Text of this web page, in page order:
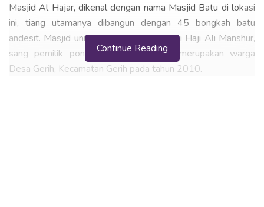
Masjid Al Hajar, dikenal dengan nama Masjid Batu di lokasi
ini, tiang utamanya dibangun dengan 45 bongkah batu
andesit. Masjid unik ini dibangun oleh Kyai Haji Ali Manshur,
sang pemilik pondok pesantren yang merupakan warga
Desa Gerih, Kecamatan Gerih pada tahun 2010.
Continue Reading